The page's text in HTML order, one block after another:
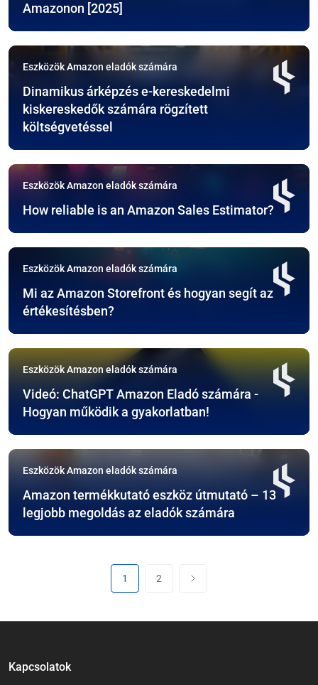
Amazonon [2025]
Eszközök Amazon eladók számára
Dinamikus árképzés e-kereskedelmi
kiskereskedők számára rögzített
költségvetéssel
Eszközök Amazon eladók számára
How reliable is an Amazon Sales Estimator?
Eszközök Amazon eladók számára
Mi az Amazon Storefront és hogyan segít az
értékesítésben?
Eszközök Amazon eladók számára
Videó: ChatGPT Amazon Eladó számára -
Hogyan működik a gyakorlatban!
Eszközök Amazon eladók számára
Amazon termékkutató eszköz útmutató – 13
legjobb megoldás az eladók számára
1 2
Kapcsolatok